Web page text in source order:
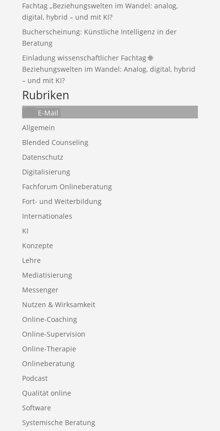
Fachtag „Beziehungswelten im Wandel: analog,
digital, hybrid – und mit KI?
Bucherscheinung: Künstliche Intelligenz in der
Beratung
Einladung wissenschaftlicher Fachtag 🌐
Beziehungswelten im Wandel: Analog, digital, hybrid
– und mit KI?
Rubriken
E-Mail
Allgemein
Blended Counseling
Datenschutz
Digitalisierung
Fachforum Onlineberatung
Fort- und Weiterbildung
Internationales
KI
Konzepte
Lehre
Mediatisierung
Messenger
Nutzen & Wirksamkeit
Online-Coaching
Online-Supervision
Online-Therapie
Onlineberatung
Podcast
Qualität online
Software
Systemische Beratung